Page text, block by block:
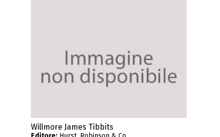
Willmore James Tibbits